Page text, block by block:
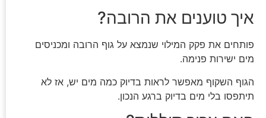
איך טוענים את הרובה?
פותחים את פקק המילוי שנמצא על גוף הרובה ומכניסים
מים ישירות פנימה.
הגוף השקוף מאפשר לראות בדיוק כמה מים יש, אז לא
תיתפסו בלי מים בדיוק ברגע הנכון.